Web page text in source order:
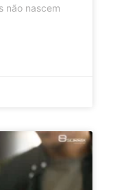
não nascem